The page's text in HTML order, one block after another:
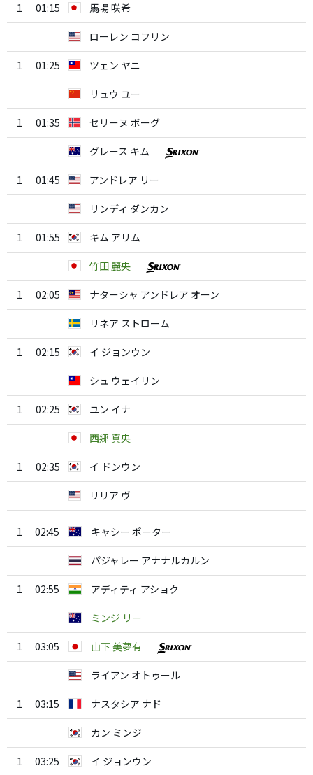
1 01:15 馬場 咲希
ローレン コフリン
1 01:25 ツェン ヤニ
リュウ ユー
1 01:35 セリーヌ ボーグ
グレース キム
1 01:45 アンドレア リー
リンディ ダンカン
1 01:55 キム アリム
竹田 麗央
1 02:05 ナターシャ アンドレア オーン
リネア ストローム
1 02:15 イ ジョンウン
シュ ウェイリン
1 02:25 ユン イナ
西郷 真央
1 02:35 イ ドンウン
リリア ヴ
1 02:45 キャシー ポーター
パジャレー アナナルカルン
1 02:55 アディティ アショク
ミンジ リー
1 03:05 山下 美夢有
ライアン オトゥール
1 03:15 ナスタシア ナド
カン ミンジ
1 03:25 イ ジョンウン